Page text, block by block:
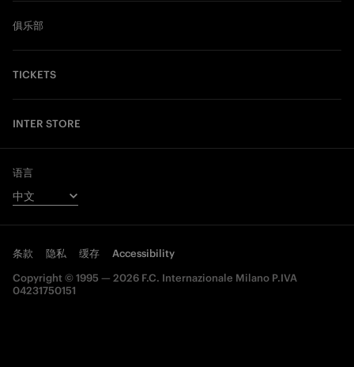
俱乐部
TICKETS
INTER STORE
语言
条款 隐私 缓存
Accessibility
Copyright © 1995 — 2026 F.C. Internazionale Milano P.IVA
04231750151